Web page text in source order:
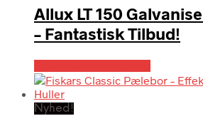
Allux LT 150
– Fantastisk Tilbud!
Nyhed!